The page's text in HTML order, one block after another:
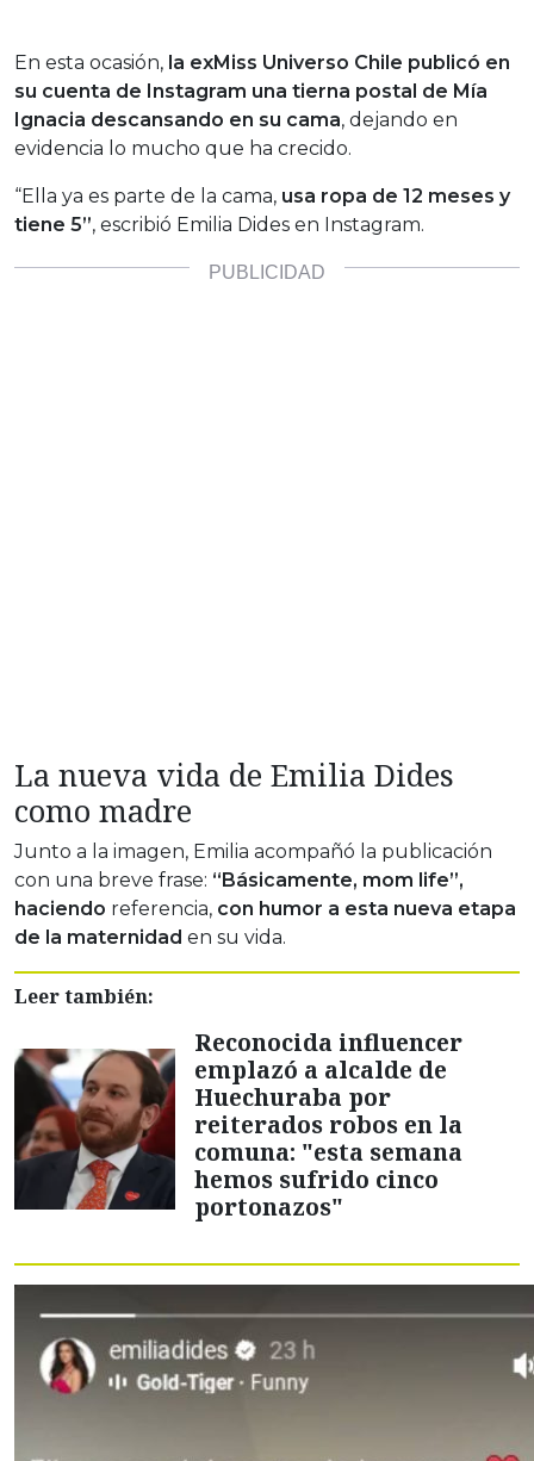
En esta ocasión, la exMiss Universo Chile publicó en
su cuenta de Instagram una tierna postal de Mía
Ignacia descansando en su cama, dejando en
evidencia lo mucho que ha crecido.
“Ella ya es parte de la cama, usa ropa de 12 meses y
tiene 5”, escribió Emilia Dides en Instagram.
La nueva vida de Emilia Dides
como madre
Junto a la imagen, Emilia acompañó la publicación
con una breve frase: “Básicamente, mom life”,
haciendo referencia, con humor a esta nueva etapa
de la maternidad en su vida.
Leer también:
Reconocida influencer
emplazó a alcalde de
Huechuraba por
reiterados robos en la
comuna: "esta semana
hemos sufrido cinco
portonazos"